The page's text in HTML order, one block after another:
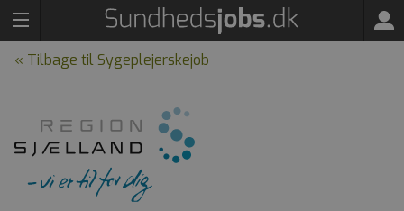
« Tilbage til Sygeplejerskejob